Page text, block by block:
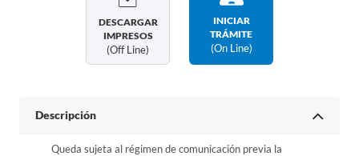
DESCARGAR
IMPRESOS
(off Line)
INICIAR
TRÁMITE
(on Line)
Descripción
Queda sujeta al régimen de comunicación previa la